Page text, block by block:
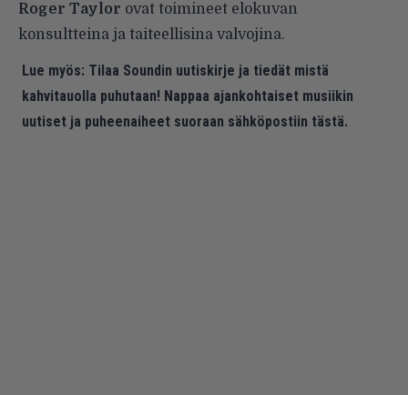
Roger Taylor ovat toimineet elokuvan
konsultteina ja taiteellisina valvojina.
Lue myös: Tilaa Soundin uutiskirje ja tiedät mistä
kahvitauolla puhutaan! Nappaa ajankohtaiset musiikin
uutiset ja puheenaiheet suoraan sähköpostiin tästä.